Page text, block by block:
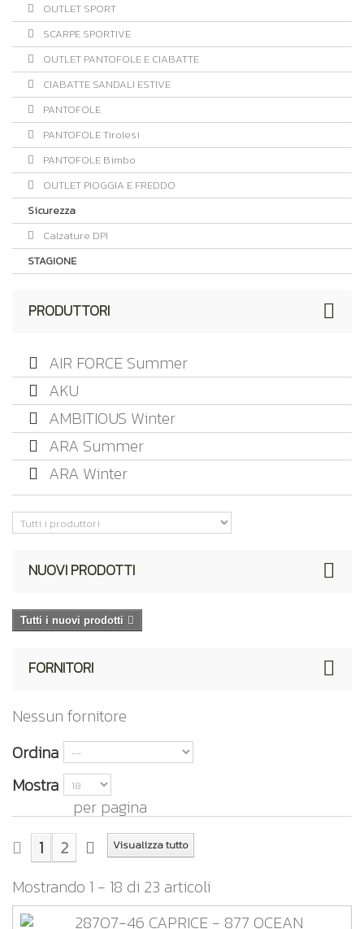
OUTLET SPORT
SCARPE SPORTIVE
OUTLET PANTOFOLE E CIABATTE
CIABATTE SANDALI ESTIVE
PANTOFOLE
PANTOFOLE Tirolesi
PANTOFOLE Bimbo
OUTLET PIOGGIA E FREDDO
Sicurezza
Calzature DPI
STAGIONE
PRODUTTORI
AIR FORCE Summer
AKU
AMBITIOUS Winter
ARA Summer
ARA Winter
NUOVI PRODOTTI
Tutti i nuovi prodotti
FORNITORI
Nessun fornitore
Ordina
Mostra
per pagina
Visualizza tutto
1
2
Mostrando 1 - 18 di 23 articoli